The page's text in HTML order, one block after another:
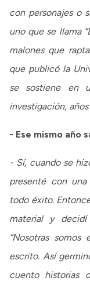
con personajes o
uno que se llama
malones que
que publicó la
se sostiene en
investigación,
- Ese mismo año
- Sí, cuando se
presenté con
todo éxito.
material y
“Nosotras
escrito. Así
cuento historias